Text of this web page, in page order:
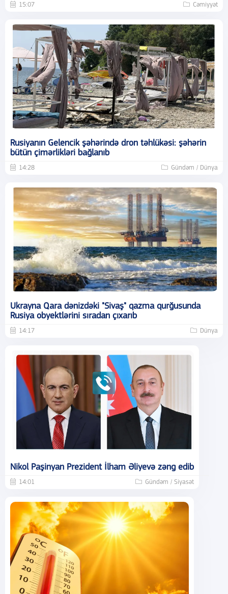
15:07 Cəmiyyət
Rusiyanın Gelencik şəhərində dron təhlükəsi: şəhərin
bütün çimərlikləri bağlanıb
14:28 Gündəm / Dünya
Ukrayna Qara dənizdəki "Sivaş" qazma qurğusunda
Rusiya obyektlərini sıradan çıxarıb
14:17 Dünya
Nikol Paşinyan Prezident İlham Əliyevə zəng edib
14:01 Gündəm / Siyasət